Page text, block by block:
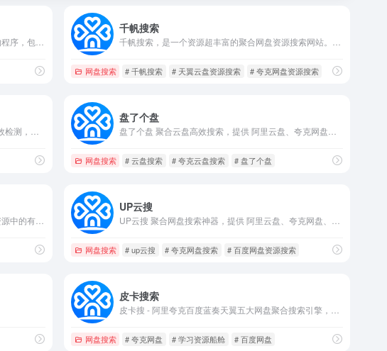
橘子盘搜，是一款可以在线搜索百度云盘资源的程序，包含百度网盘，迅雷BT，阿里云盘资源，115资源。
千帆搜索
网盘搜索 # 千帆搜索 # 天翼云盘资源搜索 # 夸克网盘资源搜索
盘了个盘
网盘搜索 # 云盘搜索 # 夸克云盘搜索 # 盘了个盘
飞猪盘支持百度云搜索，可快速搜索百度网盘资源中的有效连接，自动识别无效的百度云网盘资源，每天更新海量资源。
UP云搜
网盘搜索 # up云搜 # 夸克网盘搜索 # 百度网盘资源搜索
皮卡搜索
网盘搜索 # 夸克网盘 # 学习资源船舱 # 百度网盘